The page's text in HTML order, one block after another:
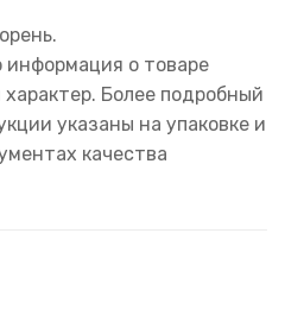
о товаре
Более подробный
указаны на упаковке и
качества